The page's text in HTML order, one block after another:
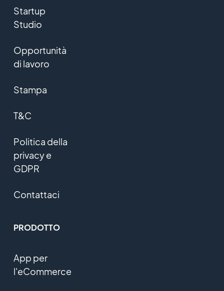
Startup
Studio
Opportunità
di lavoro
Stampa
T&C
Politica della
privacy e
GDPR
Contattaci
PRODOTTO
App per
l'eCommerce